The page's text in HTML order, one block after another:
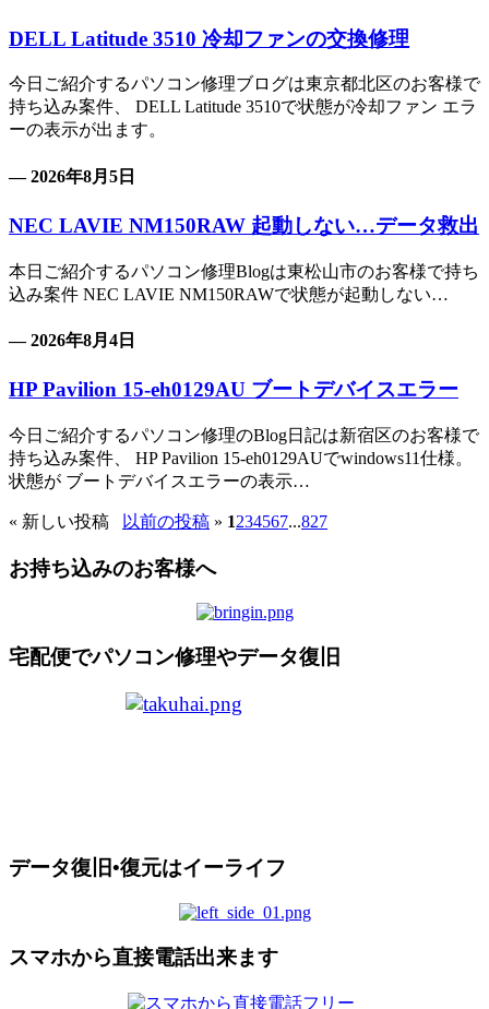
DELL Latitude 3510 冷却ファンの交換修理
今日ご紹介するパソコン修理ブログは東京都北区のお客様で
持ち込み案件、 DELL Latitude 3510で状態が冷却ファン エラ
ーの表示が出ます。
— 2026年8月5日
NEC LAVIE NM150RAW 起動しない…データ救出
本日ご紹介するパソコン修理Blogは東松山市のお客様で持ち
込み案件 NEC LAVIE NM150RAWで状態が起動しない…
— 2026年8月4日
HP Pavilion 15-eh0129AU ブートデバイスエラー
今日ご紹介するパソコン修理のBlog日記は新宿区のお客様で
持ち込み案件、 HP Pavilion 15-eh0129AUでwindows11仕様。
状態が ブートデバイスエラーの表示…
« 新しい投稿 以前の投稿 » 1234567...827
お持ち込みのお客様へ
宅配便でパソコン修理やデータ復旧
データ復旧•復元はイーライフ
スマホから直接電話出来ます